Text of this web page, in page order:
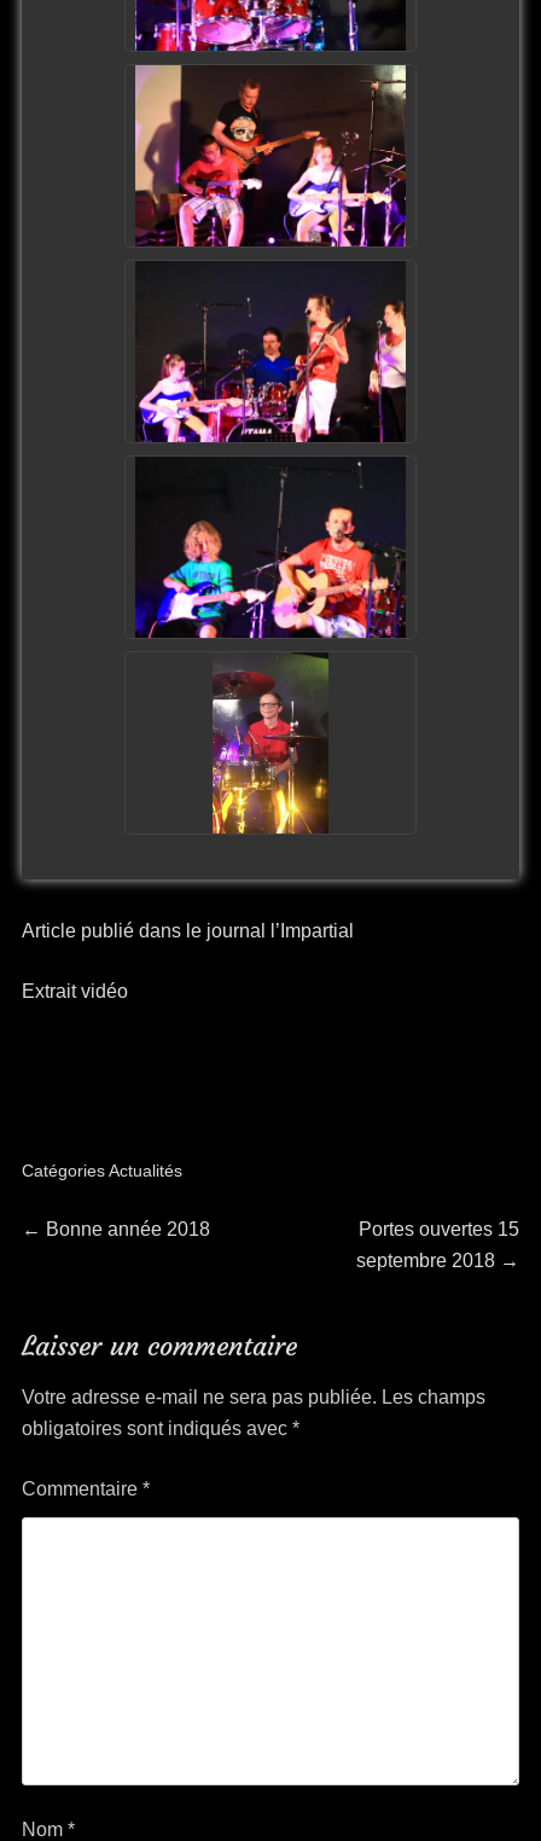
Article publié dans le journal l’Impartial
Extrait vidéo
CatégoriesActualités
Navigation
l’article
← Article
Bonne année 2018
Article
suivant :
Portes ouvertes 15
septembre 2018 →
Laisser un commentaire
Votre adresse e-mail ne sera pas publiée. Les champs
obligatoires sont indiqués avec *
Commentaire *
Nom *